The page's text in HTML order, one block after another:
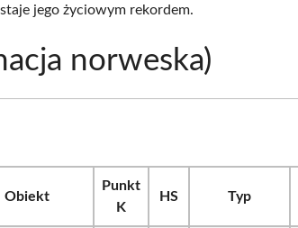
jego życiowym rekordem.
norweska)
Obiekt
Punkt
K
HS Typ